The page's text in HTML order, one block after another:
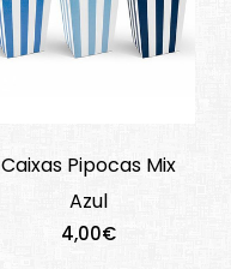
Caixas Pipocas Mix
Azul
4,00€